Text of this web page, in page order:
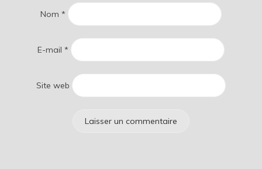
Nom *
E-mail *
Site web